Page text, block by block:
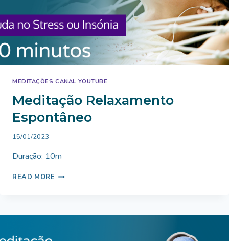
MEDITAÇÕES CANAL YOUTUBE
Meditação Relaxamento
Espontâneo
By
Miranda
15/01/2023
Duração: 10m
READ MORE MEDITAÇÃO